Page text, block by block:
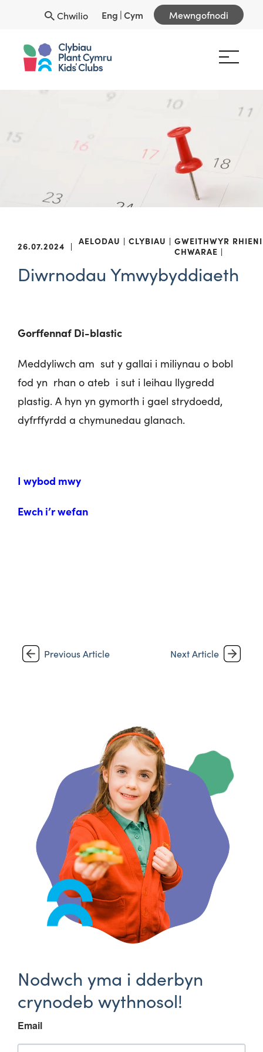
Chwilio Eng |Cym Mewngofnodi
26.07.2024 | AELODAU CLYBIAU
GWEITHWYR
CHWARAE
RHIENI
Diwrnodau Ymwybyddiaeth
Gorffennaf Di-blastic
Meddyliwch am sut y gallai i miliynau o bobl
fod yn rhan o ateb i sut i leihau llygredd
plastig. A hyn yn gymorth i gael strydoedd,
dyfrffyrdd a chymunedau glanach.
I wybod mwy
Ewch i’r wefan
Previous Article Next Article
Nodwch yma i dderbyn
crynodeb wythnosol!
Email